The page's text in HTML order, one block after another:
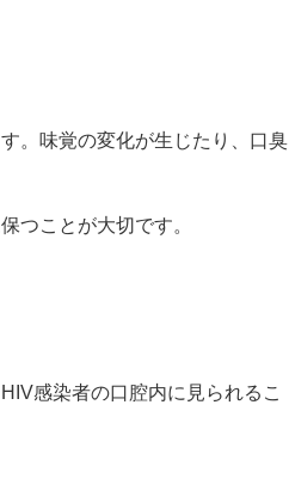
。味覚の変化が生じたり、口臭
つことが大切です。
感染者の口腔内に見られるこ